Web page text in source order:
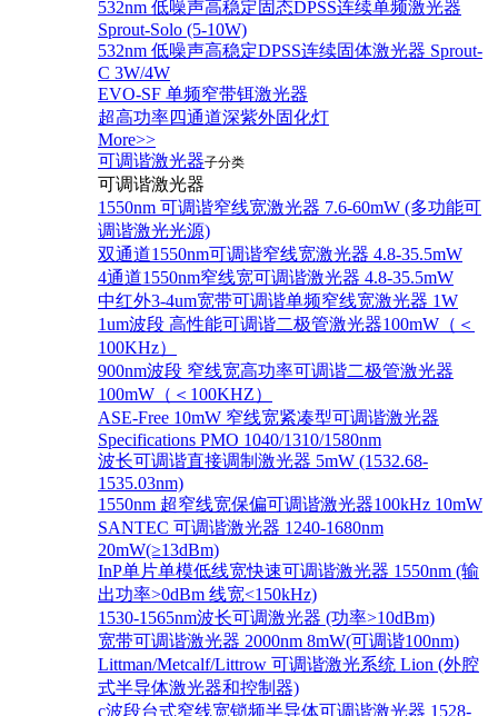
532nm 低噪声高稳定固态DPSS连续单频激光器
Sprout‐Solo (5-10W)
532nm 低噪声高稳定DPSS连续固体激光器 Sprout-
C 3W/4W
EVO-SF 单频窄带铒激光器
超高功率四通道深紫外固化灯
More>>
可调谐激光器子分类
可调谐激光器
1550nm 可调谐窄线宽激光器 7.6-60mW (多功能可
调谐激光光源)
双通道1550nm可调谐窄线宽激光器 4.8-35.5mW
4通道1550nm窄线宽可调谐激光器 4.8-35.5mW
中红外3-4um宽带可调谐单频窄线宽激光器 1W
1um波段 高性能可调谐二极管激光器100mW（＜
100KHz）
900nm波段 窄线宽高功率可调谐二极管激光器
100mW（＜100KHZ）
ASE-Free 10mW 窄线宽紧凑型可调谐激光器
Specifications PMO 1040/1310/1580nm
波长可调谐直接调制激光器 5mW (1532.68-
1535.03nm)
1550nm 超窄线宽保偏可调谐激光器100kHz 10mW
SANTEC 可调谐激光器 1240-1680nm
20mW(≥13dBm)
InP单片单模低线宽快速可调谐激光器 1550nm (输
出功率>0dBm 线宽<150kHz)
1530-1565nm波长可调激光器 (功率>10dBm)
宽带可调谐激光器 2000nm 8mW(可调谐100nm)
Littman/Metcalf/Littrow 可调谐激光系统 Lion (外腔
式半导体激光器和控制器)
c波段台式窄线宽锁频半导体可调谐激光器 1528-